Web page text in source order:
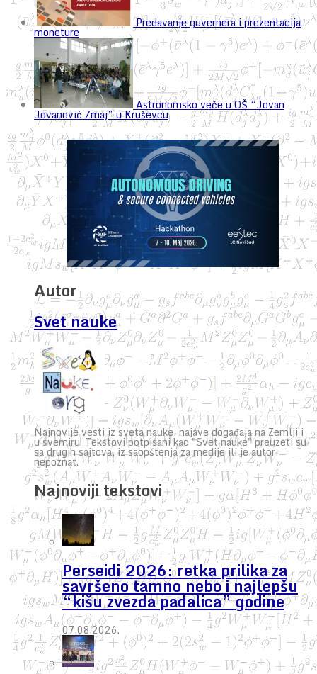
Predavanje guvernera i prezentacija
moneture
Astronomsko veče u OŠ “Jovan
Jovanović Zmaj” u Kruševcu
Autor
Svet nauke
Najnovije vesti iz sveta nauke, najave događaja na Zemlji i
u svemiru. Tekstovi potpisani kao "Svet nauke" preuzeti su
sa drugih sajtova, iz saopštenja za medije ili je autor
nepoznat.
Najnoviji tekstovi
Perseidi 2026: retka prilika za
savršeno tamno nebo i najlepšu
“kišu zvezda padalica” godine
07.08.2026.